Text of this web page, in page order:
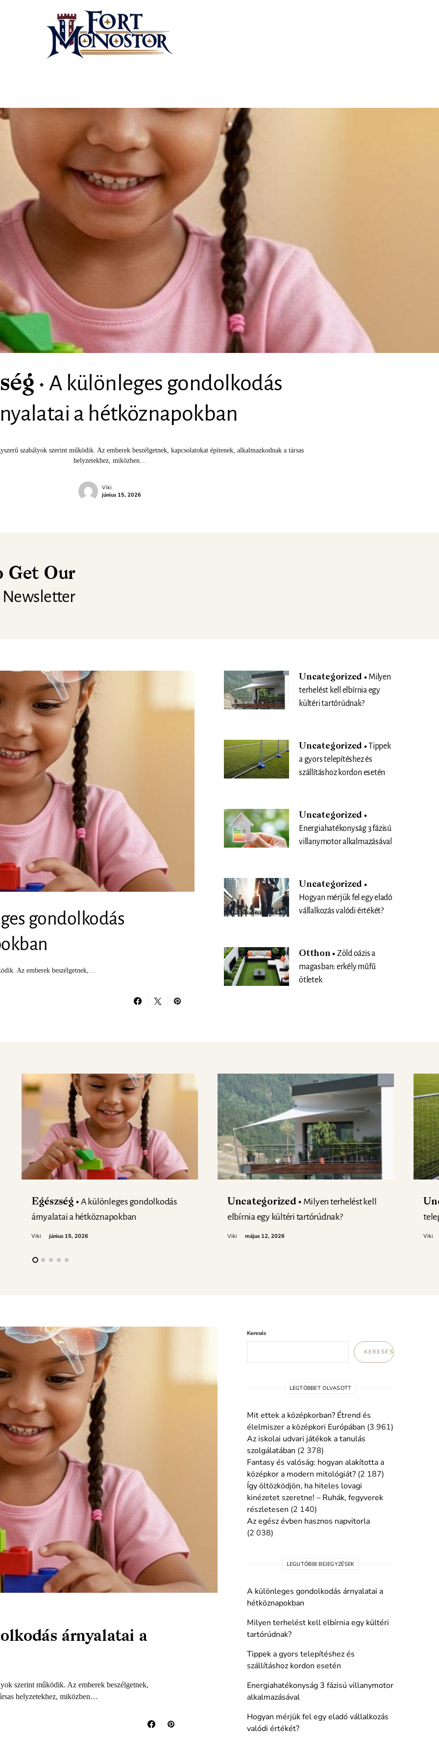
A különleges gondolkodás
a hétköznapokban
szabályok szerint működik. Az emberek beszélgetnek, kapcsolatokat építenek, alkalmazkodnak a társas
helyzetekhez, miközben…
Viki
június 15, 2026
Get Our
Newsletter
gondolkodás
Az emberek beszélgetnek,…
Uncategorized
Milyen
terhelést kell elbírnia egy
kültéri tartórúdnak?
Uncategorized
Tippek
a gyors telepítéshez és
szállításhoz kordon esetén
Uncategorized
Energiahatékonyság 3 fázisú
villanymotor alkalmazásával
Uncategorized
Hogyan mérjük fel egy eladó
vállalkozás valódi értékét?
Otthon
Zöld oázis a
magasban: erkély műfű
ötletek
Egészség
A különleges gondolkodás
árnyalatai a hétköznapokban
Viki június 15, 2026
Uncategorized
Milyen terhelést kell
elbírnia egy kültéri tartórúdnak?
Viki május 12, 2026 Viki
árnyalatai a
szerint működik. Az emberek beszélgetnek,
helyzetekhez, miközben…
Keresés
KERESÉS
LEGTÖBBET OLVASOTT
Mit ettek a középkorban? Étrend és
élelmiszer a középkori Európában (3 961)
Az iskolai udvari játékok a tanulás
szolgálatában (2 378)
Fantasy és valóság: hogyan alakította a
középkor a modern mitológiát? (2 187)
Így öltözködjön, ha hiteles lovagi
kinézetet szeretne! – Ruhák, fegyverek
részletesen (2 140)
Az egész évben hasznos napvitorla
(2 038)
LEGUTÓBBI BEJEGYZÉSEK
A különleges gondolkodás árnyalatai a
hétköznapokban
Milyen terhelést kell elbírnia egy kültéri
tartórúdnak?
Tippek a gyors telepítéshez és
szállításhoz kordon esetén
Energiahatékonyság 3 fázisú villanymotor
alkalmazásával
Hogyan mérjük fel egy eladó vállalkozás
valódi értékét?